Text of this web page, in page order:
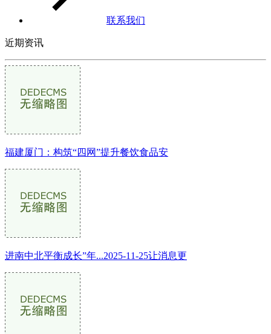
联系我们
近期资讯
福建厦门：构筑“四网”提升餐饮食品安
进南中北平衡成长”年...2025-11-25让消息更